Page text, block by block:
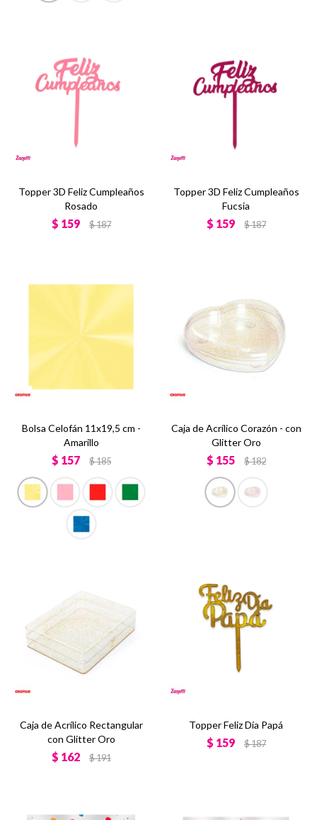
Topper 3D Feliz Cumpleaños
Rosado
$ 159 $187
Topper 3D Feliz Cumpleaños
Fucsia
$ 159 $187
Bolsa Celofán 11x19,5 cm -
Amarillo
$ 157 $185
Caja de Acrílico Corazón - con
Glitter Oro
$ 155 $182
Caja de Acrílico Rectangular
con Glitter Oro
$ 162 $191
Topper Feliz Día Papá
$ 159 $187